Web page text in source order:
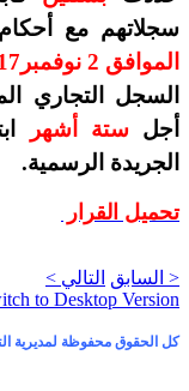
سجلاتهم مع أحكام
الموافق 2 نوفمبر2017
السجل التجاري
أجلستة أشهر
الجريدة الرسمية.
تحميل القرار
< السابق التالي >
to Desktop Version
كل الحقوق محفوظة لمديرية